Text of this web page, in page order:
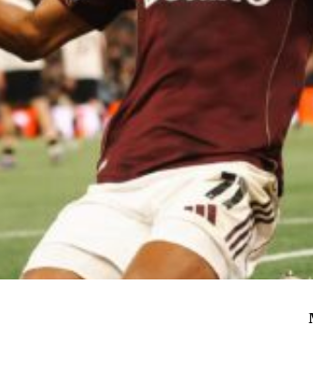
07 Gusht, 2026